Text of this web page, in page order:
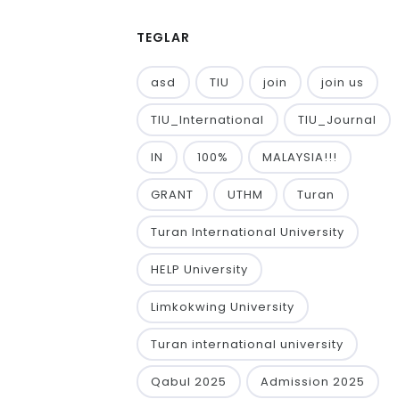
TEGLAR
asd TIU join join us
TIU_International TIU_Journal
IN 100% MALAYSIA!!!
GRANT UTHM Turan
Turan International University
HELP University
Limkokwing University
Turan international university
Qabul 2025 Admission 2025